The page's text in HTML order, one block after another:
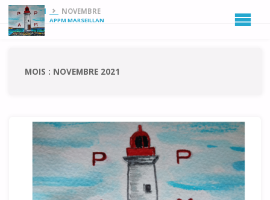
APPM MARSEILLAN
HOME2021 NOVEMBRE
MOIS : NOVEMBRE 2021